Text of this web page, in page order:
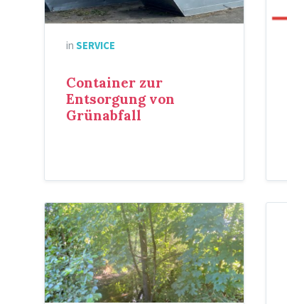
in SERVICE
Container zur
Entsorgung von
Grünabfall
Else
am
Königssee